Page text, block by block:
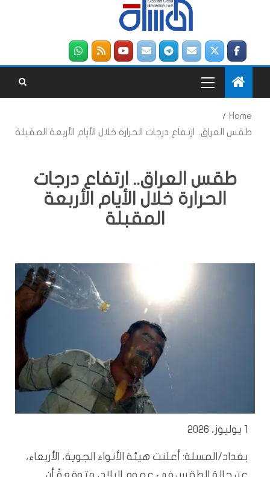
Home
طقس العراق.. ارتفاع درجات الحرارة خلال الأيام الأربعة المقبلة
طقس العراق.. ارتفاع درجات
الحرارة خلال الأيام الأربعة
المقبلة
1 يوليوز، 2026
بغداد/المسلة: أعلنت هيئة الأنواء الجوية، الأربعاء،